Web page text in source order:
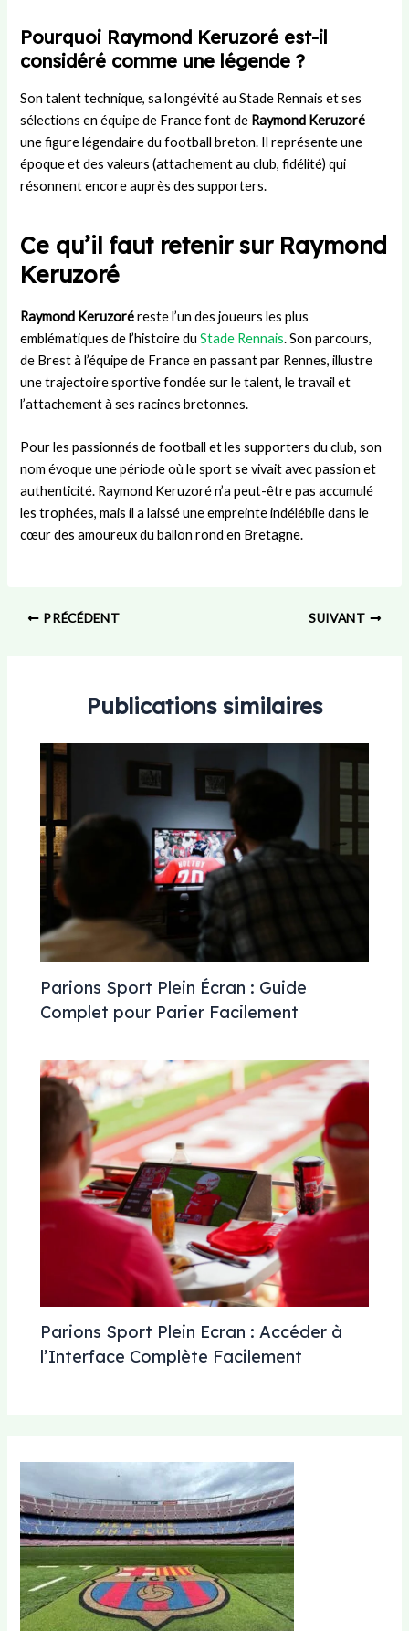
Pourquoi Raymond Keruzoré est-il
considéré comme une légende ?
Son talent technique, sa longévité au Stade Rennais et ses
sélections en équipe de France font de Raymond Keruzoré
une figure légendaire du football breton. Il représente une
époque et des valeurs (attachement au club, fidélité) qui
résonnent encore auprès des supporters.
Ce qu’il faut retenir sur Raymond
Keruzoré
Raymond Keruzoréreste l’un des joueurs les plus
emblématiques de l’histoire duStade Rennais. Son parcours,
de Brest à l’équipe de France en passant par Rennes, illustre
une trajectoire sportive fondée sur le talent, le travail et
l’attachement à ses racines bretonnes.
Pour les passionnés de football et les supporters du club, son
nom évoque une période où le sport se vivait avec passion et
authenticité. Raymond Keruzoré n’a peut-être pas accumulé
les trophées, mais il a laissé une empreinte indélébile dans le
cœur des amoureux du ballon rond en Bretagne.
PRÉCÉDENT SUIVANT
Publications similaires
Parions Sport Plein Écran : Guide
Complet pour Parier Facilement
Parions Sport Plein Ecran : Accéder à
l’Interface Complète Facilement